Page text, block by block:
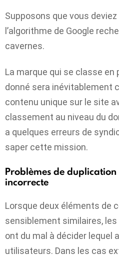
Supposons que vous
l’algorithme de Google
cavernes.
La marque qui se classe
donné sera inévitablement
contenu unique sur le site
classement au niveau du
a quelques erreurs de
saper cette mission.
Problèmes de
incorrecte
Lorsque deux éléments de
sensiblement similaires,
ont du mal à décider lequel
utilisateurs. Dans les cas